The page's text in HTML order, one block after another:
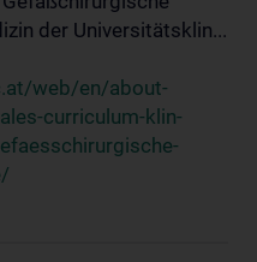
der Universitätsklin...
web/en/about-
curriculum-klin-